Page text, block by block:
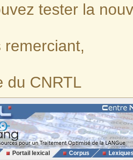
tester la
remerciant,
du CNRTL
Portail lexical Corpus